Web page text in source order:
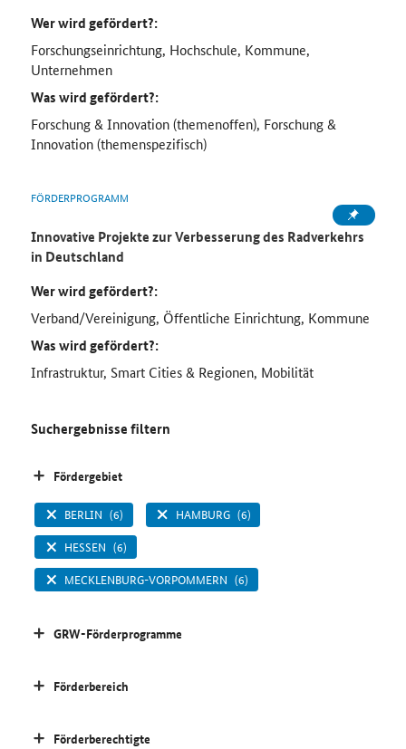
Wer wird gefördert?:
Forschungseinrichtung, Hochschule, Kommune,
Unternehmen
Was wird gefördert?:
Forschung & Innovation (themenoffen), Forschung &
Innovation (themenspezifisch)
FÖRDERPROGRAMM
Innovative Projekte zur Verbesserung des Radverkehrs
in Deutschland
Wer wird gefördert?:
Verband/Vereinigung, Öffentliche Einrichtung, Kommune
Was wird gefördert?:
Infrastruktur, Smart Cities & Regionen, Mobilität
Suchergebnisse filtern
Fördergebiet
BERLIN (6) HAMBURG (6)
HESSEN (6)
MECKLENBURG-VORPOMMERN (6)
GRW-Förderprogramme
Förderbereich
Förderberechtigte